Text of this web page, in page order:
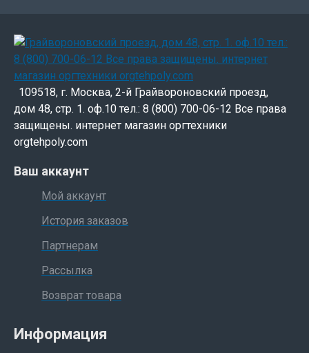
109518, г. Москва, 2-й Грайвороновский проезд,
дом 48, стр. 1. оф.10 тел.: 8 (800) 700-06-12 Все права
защищены. интернет магазин оргтехники
orgtehpoly.com
Ваш аккаунт
Мой аккаунт
История заказов
Партнерам
Рассылка
Возврат товара
Информация